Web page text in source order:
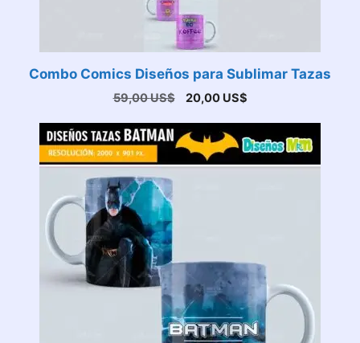
Combo Comics Diseños para Sublimar Tazas
59,00US$
El
original
era:
59,00 US$.
20,00 US$El
es:
20,00 US$.